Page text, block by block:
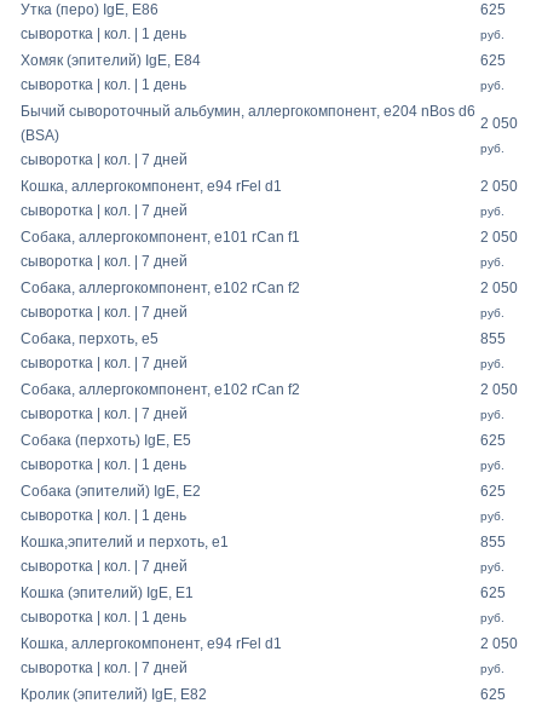
Утка (перо) IgE, E86
сыворотка | кол. | 1 день
625
руб.
Хомяк (эпителий) IgE, E84
сыворотка | кол. | 1 день
625
руб.
Бычий сывороточный альбумин, аллергокомпонент, e204 nBos d6
(BSA)
сыворотка | кол. | 7 дней
2 050
руб.
Кошка, аллергокомпонент, e94 rFel d1
сыворотка | кол. | 7 дней
2 050
руб.
Собака, аллергокомпонент, e101 rCan f1
сыворотка | кол. | 7 дней
2 050
руб.
Собака, аллергокомпонент, e102 rCan f2
сыворотка | кол. | 7 дней
2 050
руб.
Собака, перхоть, e5
сыворотка | кол. | 7 дней
855
руб.
Собака, аллергокомпонент, e102 rCan f2
сыворотка | кол. | 7 дней
2 050
руб.
Собака (перхоть) IgE, E5
сыворотка | кол. | 1 день
625
руб.
Собака (эпителий) IgE, E2
сыворотка | кол. | 1 день
625
руб.
Кошка,эпителий и перхоть, e1
сыворотка | кол. | 7 дней
855
руб.
Кошка (эпителий) IgE, E1
сыворотка | кол. | 1 день
625
руб.
Кошка, аллергокомпонент, e94 rFel d1
сыворотка | кол. | 7 дней
2 050
руб.
Кролик (эпителий) IgE, E82
625